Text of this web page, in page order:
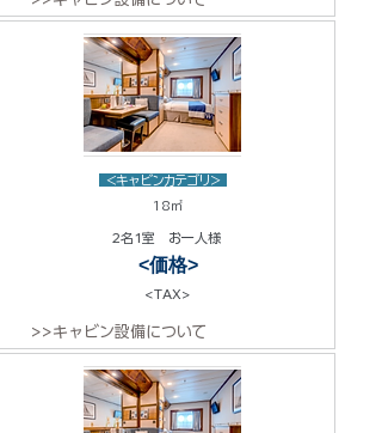
<キャビンカテゴリ>
18㎡
2名1室 お一人様
<価格>
<TAX>
>>キャビン設備について